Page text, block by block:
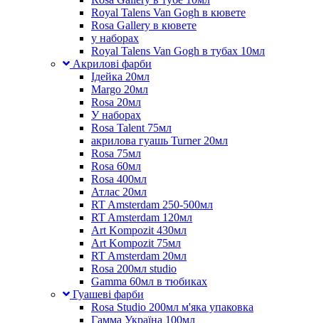
Royal Talens Van Gogh в кювете
Rosa Gallery в кювете
у наборах
Royal Talens Van Gogh в тубах 10мл
Акрилові фарби
Ідейка 20мл
Margo 20мл
Rosa 20мл
У наборах
Rosa Talent 75мл
акрилова гуашь Turner 20мл
Rosa 75мл
Rosa 60мл
Rosa 400мл
Атлас 20мл
RT Amsterdam 250-500мл
RT Amsterdam 120мл
Art Kompozit 430мл
Art Kompozit 75мл
RT Amsterdam 20мл
Rosa 200мл studio
Gamma 60мл в тюбиках
Гуашеві фарби
Rosa Studio 200мл м'яка упаковка
Гамма Україна 100мл